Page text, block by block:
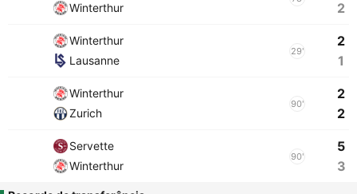
Winterthur
2
Winterthur
Lausanne
29'
2
1
Winterthur
Zurich
90'
2
2
Servette
Winterthur
90'
5
3